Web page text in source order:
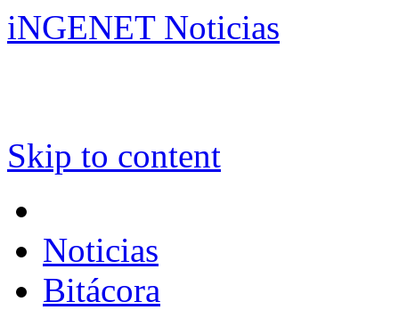
iNGENET Noticias
Skip to content
Noticias
Bitácora